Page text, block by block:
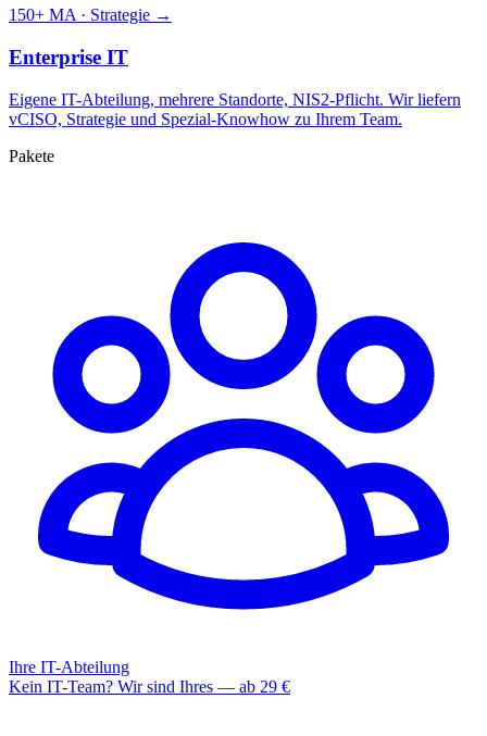
150+ MA · Strategie →
Enterprise IT
Eigene IT-Abteilung, mehrere Standorte, NIS2-Pflicht. Wir liefern
vCISO, Strategie und Spezial-Knowhow zu Ihrem Team.
Pakete
Ihre IT-Abteilung
Kein IT-Team? Wir sind Ihres — ab 29 €